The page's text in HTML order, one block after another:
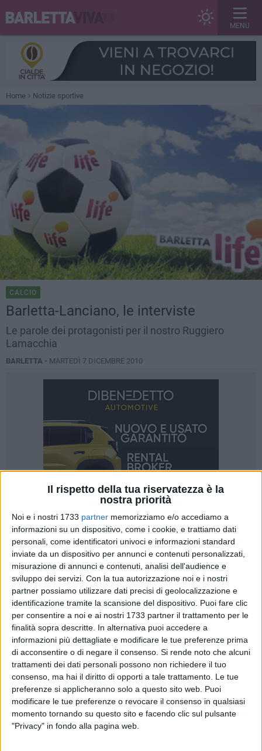
Il rispetto della tua riservatezza è la
nostra priorità
Noi e i nostri 1733 partner memorizziamo e/o accediamo a
informazioni su un dispositivo, come i cookie, e trattiamo dati
personali, come identificatori univoci e informazioni standard
inviate da un dispositivo per annunci e contenuti personalizzati,
misurazione di annunci e contenuti, analisi dell'audience e
sviluppo dei servizi. Con la tua autorizzazione noi e i nostri
partner possiamo utilizzare dati precisi di geolocalizzazione e
identificazione tramite la scansione del dispositivo. Puoi fare clic
per consentire a noi e ai nostri 1733 partner il trattamento per le
finalità sopra descritte. In alternativa puoi accedere a
informazioni più dettagliate e modificare le tue preferenze prima
di acconsentire o di negare il consenso. Si rende noto che alcuni
trattamenti dei dati personali possono non richiedere il tuo
consenso, ma hai il diritto di opporti a tale trattamento. Le tue
preferenze si applicheranno solo a questo sito web. Puoi
modificare le tue preferenze o revocare il consenso in qualsiasi
momento tornando su questo sito e facendo clic sul pulsante
"Privacy" in fondo alla pagina web.
MENU
Home Notizie sportive
CALCIO
Barletta-Lanciano, le interviste
Le parole dei protagonisti per il nostro Ruggiero
Lamacchia
BARLETTA - MARTEDÌ 7 DICEMBRE 2010
A cura di
MARIO SCULCO
Risultato che scontenta ampiamente la compagine
barlettana. Le parole degli avversi protagonisti ai nostri
microfoni.
Barletta-Lanciano, intervista ai protagonisti